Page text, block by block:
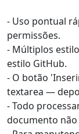
- Uso pontual
permissões.
- Múltiplos
estilo GitHub.
- O botão
textarea —
- Todo
documento não